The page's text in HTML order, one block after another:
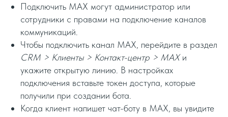
Подключить MAX могут администратор или
сотрудники с правами на подключение каналов
коммуникаций.
Чтобы подключить канал MAX, перейдите в раздел
CRM > Клиенты > Контакт-центр > MAXи
укажите открытую линию. В настройках
подключения вставьте токен доступа, которые
получили при создании бота.
Когда клиент напишет чат-боту в MAX, вы увидите